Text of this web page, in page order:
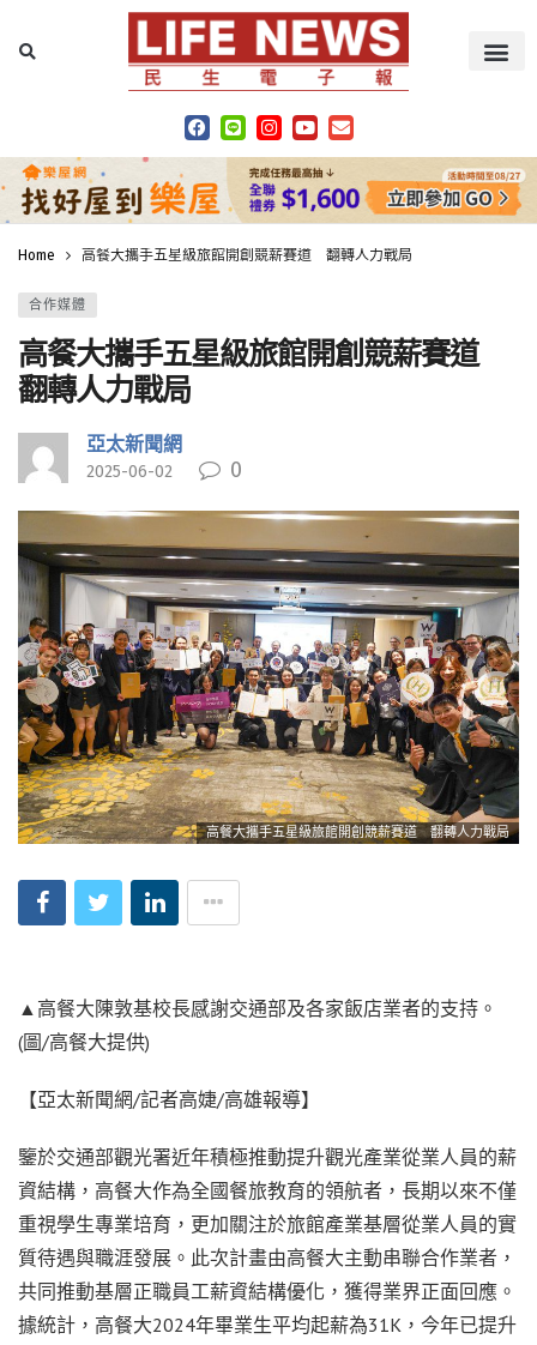
Home 高餐大攜手五星級旅館開創競薪賽道 翻轉人力戰局
合作媒體
高餐大攜手五星級旅館開創競薪賽道
翻轉人力戰局
亞太新聞網
2025-06-02 0
高餐大攜手五星級旅館開創競薪賽道 翻轉人力戰局
▲高餐大陳敦基校長感謝交通部及各家飯店業者的支持。
(圖/高餐大提供)
【亞太新聞網/記者高婕/高雄報導】
鑒於交通部觀光署近年積極推動提升觀光產業從業人員的薪
資結構，高餐大作為全國餐旅教育的領航者，長期以來不僅
重視學生專業培育，更加關注於旅館產業基層從業人員的實
質待遇與職涯發展。此次計畫由高餐大主動串聯合作業者，
共同推動基層正職員工薪資結構優化，獲得業界正面回應。
據統計，高餐大2024年畢業生平均起薪為31K，今年已提升